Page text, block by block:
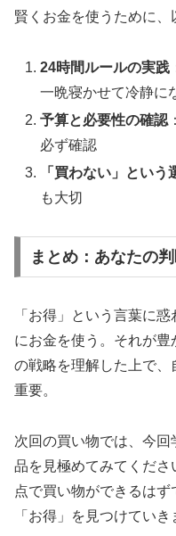
賢くお金を使うために、
24時間ルールの実践
一晩寝かせて冷静に
予算と必要性の確認
必ず確認
「買わない」という
も大切
まとめ：あなたの
「お得」という言葉に
にお金を使う。それが
の戦略を理解した上で
重要。
次回の買い物では、今
品を見極めてみてくださ
点で買い物ができるは
「お得」を見つけていき